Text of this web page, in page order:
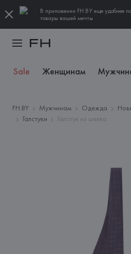
В приложении FH.BY еще удобнее
товары вашей мечты
Sale Женщинам
FH.BY Мужчинам Одежда
Галстуки
Галстук из шелка